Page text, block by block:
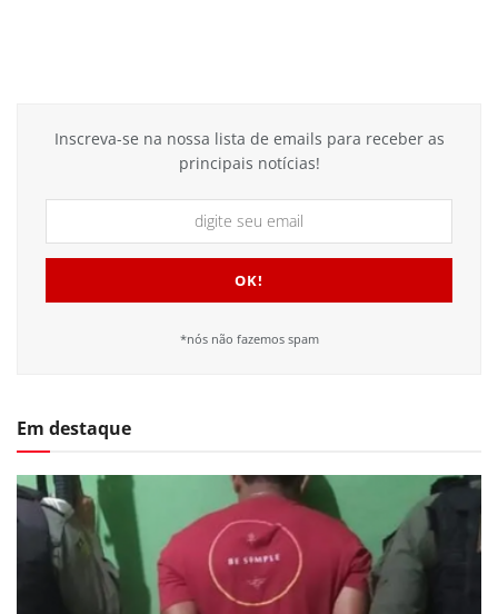
Inscreva-se na nossa lista de emails para receber as
principais notícias!
*nós não fazemos spam
Em destaque